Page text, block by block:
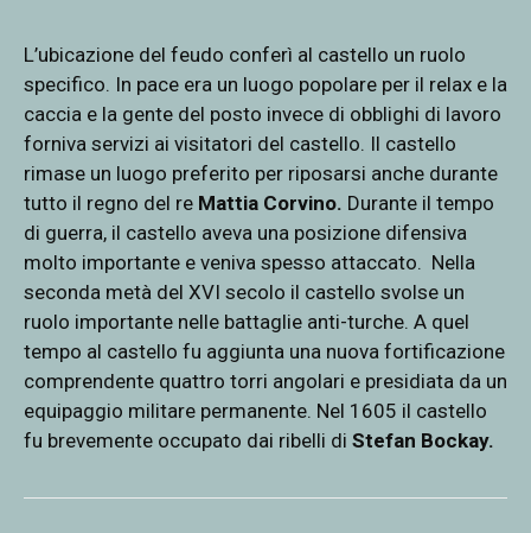
L’ubicazione del feudo conferì al castello un ruolo
specifico. In pace era un luogo popolare per il relax e la
caccia e la gente del posto invece di obblighi di lavoro
forniva servizi ai visitatori del castello. Il castello
rimase un luogo preferito per riposarsi anche durante
tutto il regno del re Mattia Corvino. Durante il tempo
di guerra, il castello aveva una posizione difensiva
molto importante e veniva spesso attaccato. Nella
seconda metà del XVI secolo il castello svolse un
ruolo importante nelle battaglie anti-turche. A quel
tempo al castello fu aggiunta una nuova fortificazione
comprendente quattro torri angolari e presidiata da un
equipaggio militare permanente. Nel 1605 il castello
fu brevemente occupato dai ribelli di Stefan Bockay.